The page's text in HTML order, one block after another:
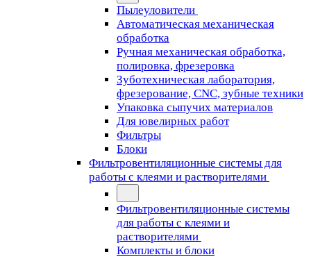
Пылеуловители
Автоматическая механическая
обработка
Ручная механическая обработка,
полировка, фрезеровка
Зуботехническая лаборатория,
фрезерование, CNC, зубные техники
Упаковка сыпучих материалов
Для ювелирных работ
Фильтры
Блоки
Фильтровентиляционные системы для
работы с клеями и растворителями
Фильтровентиляционные системы
для работы с клеями и
растворителями
Комплекты и блоки